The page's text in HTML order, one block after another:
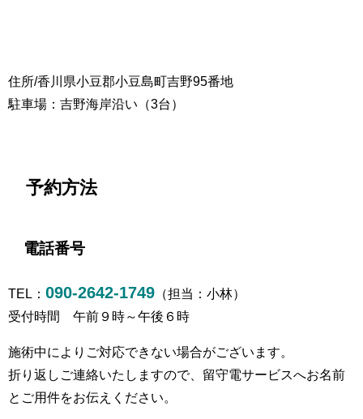
住所/香川県小豆郡小豆島町吉野95番地
駐車場：吉野海岸沿い（3台）
予約方法
電話番号
TEL： 090-2642-1749 （担当：小林）
受付時間 午前９時～午後６時
施術中によりご対応できない場合がございます。
折り返しご連絡いたしますので、留守電サービスへお名前
とご用件をお伝えください。